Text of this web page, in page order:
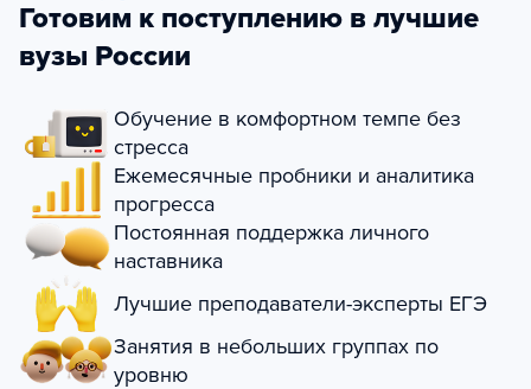
Готовим к поступлению в лучшие
вузы России
Обучение в комфортном темпе без
стресса
Ежемесячные пробники и аналитика
прогресса
Постоянная поддержка личного
наставника
Лучшие преподаватели-эксперты ЕГЭ
Занятия в небольших группах по
уровню